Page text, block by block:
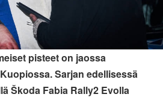
pisteet on jaossa
Sarjan edellisessä
Škoda Fabia Rally2 Evolla